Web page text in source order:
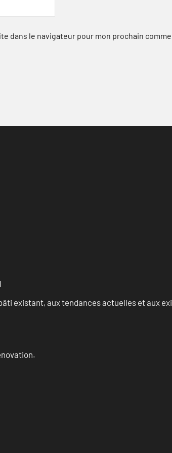
dans le navigateur pour mon prochain
existant, aux tendances actuelles et aux